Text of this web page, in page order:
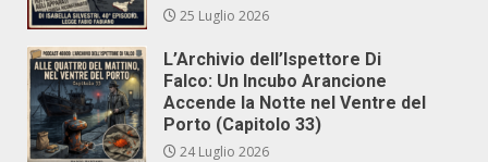
25 Luglio 2026
L’Archivio dell’Ispettore Di
Falco: Un Incubo Arancione
Accende la Notte nel Ventre del
Porto (Capitolo 33)
24 Luglio 2026